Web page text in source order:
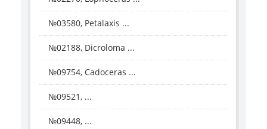
№03580, Petalaxis ...
№02188, Dicroloma ...
№09754, Cadoceras ...
№09521, ...
№09448, ...